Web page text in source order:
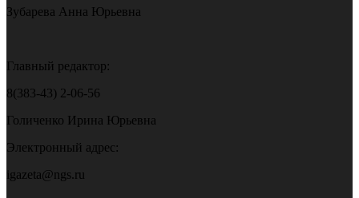
Зубарева Анна Юрьевна
Главный редактор:
8(383-43) 2-06-56
Голиченко Ирина Юрьевна
Электронный адрес:
igazeta@ngs.ru